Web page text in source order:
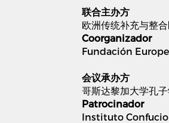
联合主办方
欧洲传统补充与整
Coorganizador
Fundación
会议承办方
哥斯达黎加大学孔
Patrocinador
Instituto Confucio